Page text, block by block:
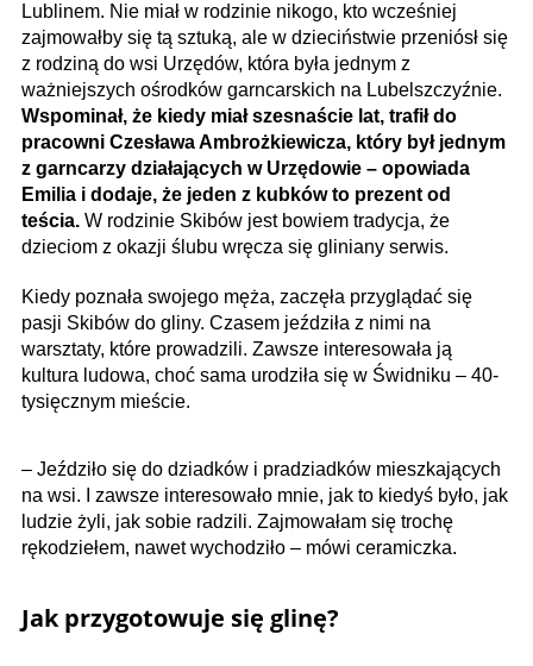
Lublinem. Nie miał w rodzinie nikogo, kto wcześniej
zajmowałby się tą sztuką, ale w dzieciństwie przeniósł się
z rodziną do wsi Urzędów, która była jednym z
ważniejszych ośrodków garncarskich na Lubelszczyźnie.
Wspominał, że kiedy miał szesnaście lat, trafił do
pracowni Czesława Ambrożkiewicza, który był jednym
z garncarzy działających w Urzędowie – opowiada
Emilia i dodaje, że jeden z kubków to prezent od
teścia. W rodzinie Skibów jest bowiem tradycja, że
dzieciom z okazji ślubu wręcza się gliniany serwis.
Kiedy poznała swojego męża, zaczęła przyglądać się
pasji Skibów do gliny. Czasem jeździła z nimi na
warsztaty, które prowadzili. Zawsze interesowała ją
kultura ludowa, choć sama urodziła się w Świdniku – 40-
tysięcznym mieście.
– Jeździło się do dziadków i pradziadków mieszkających
na wsi. I zawsze interesowało mnie, jak to kiedyś było, jak
ludzie żyli, jak sobie radzili. Zajmowałam się trochę
rękodziełem, nawet wychodziło – mówi ceramiczka.
Jak przygotowuje się glinę?